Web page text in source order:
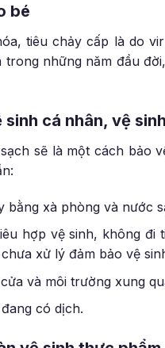
bé
tiêu chảy cấp là do
những năm đầu
cá nhân, vệ
sẽ là một cách bảo
bằng xà phòng và nước
hợp vệ sinh, không
xử lý đảm bảo vệ
và môi trường xung
có dịch.